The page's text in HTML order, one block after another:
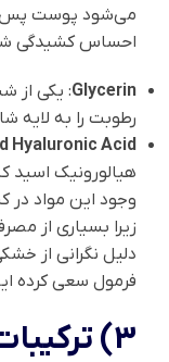
می‌شود پوست پس
احساس کشیدگی
Glycerin: یکی از
رطوبت را به
Hyaluronic Acid
هیالورونیک
وجود این مواد در
زیرا بسیاری از
دلیل نگرانی از
فرمول سعی کرده
3)